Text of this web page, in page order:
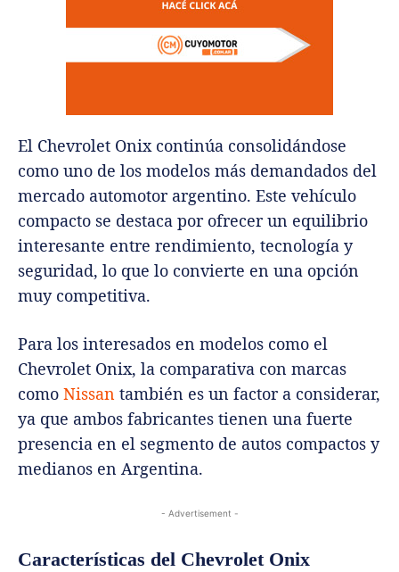
El Chevrolet Onix continúa consolidándose
como uno de los modelos más demandados del
mercado automotor argentino. Este vehículo
compacto se destaca por ofrecer un equilibrio
interesante entre rendimiento, tecnología y
seguridad, lo que lo convierte en una opción
muy competitiva.
Para los interesados en modelos como el
Chevrolet Onix, la comparativa con marcas
como Nissan también es un factor a considerar,
ya que ambos fabricantes tienen una fuerte
presencia en el segmento de autos compactos y
medianos en Argentina.
- Advertisement -
Características del Chevrolet Onix